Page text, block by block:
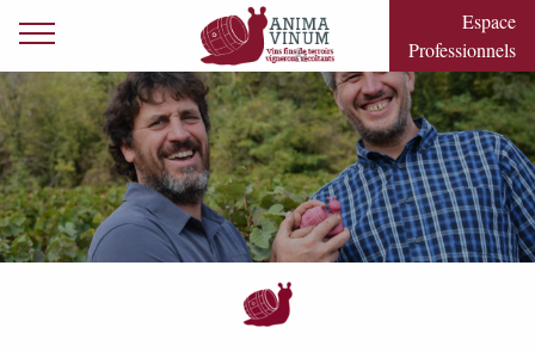
Primary Menu
Espace
Professionnels